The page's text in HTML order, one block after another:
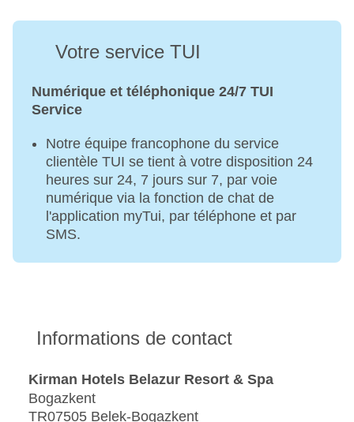
Votre service TUI
Numérique et téléphonique 24/7 TUI
Service
Notre équipe francophone du service
clientèle TUI se tient à votre disposition 24
heures sur 24, 7 jours sur 7, par voie
numérique via la fonction de chat de
l'application myTui, par téléphone et par
SMS.
Informations de contact
Kirman Hotels Belazur Resort & Spa
Bogazkent
TR07505 Belek-Bogazkent